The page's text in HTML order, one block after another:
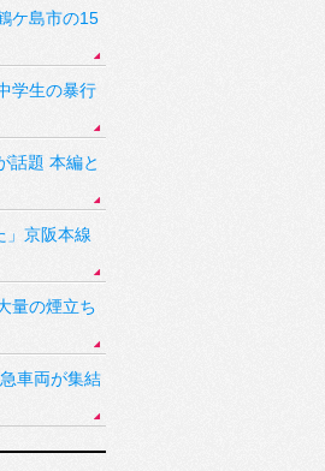
ケ島市の15
学生の暴行
話題 本編と
」京阪本線
量の煙立ち
車両が集結